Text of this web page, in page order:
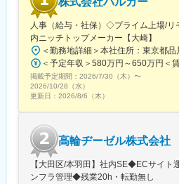
業活動を展開しています。同社の
約60％にのぼります。
＜動画で知るユーシン精機＞
https://www.ype.co.jp/recruit/
人事（給与・社保）◇プライム上場/リ
内ニッチトップメーカー【大崎】
掲載予定期間： 2026/7/30（木） 〜
2026/10/28（水）
更新日： 2026/8/6（木）
高輪ヂーゼル株式会社
【大田区/本羽田】社内SE◆ECサイト
ンフラ管理◆残業20h・転勤無し